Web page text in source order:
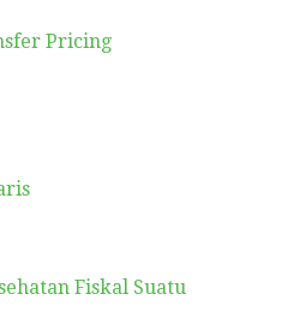
Pricing
Fiskal Suatu